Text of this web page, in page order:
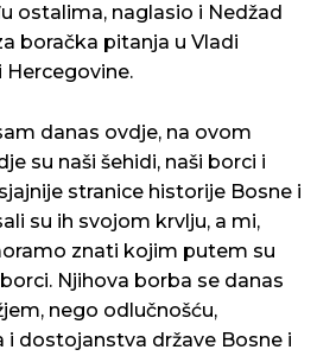
ostalima, naglasio i Nedžad
boračka pitanja u Vladi
Hercegovine.
danas ovdje, na ovom
su naši šehidi, naši borci i
stranice historije Bosne i
su ih svojom krvlju, a mi,
znati kojim putem su
Njihova borba se danas
nego odlučnošću,
i dostojanstva države Bosne i